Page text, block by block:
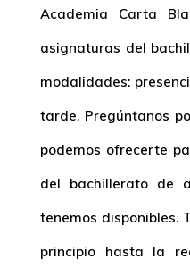
Academia Carta
asignaturas del
modalidades:
tarde. Pregúntanos
podemos ofrecerte
del bachillerato de
tenemos disponibles.
principio hasta la